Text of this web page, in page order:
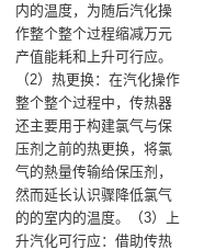
内的温度，为随后汽化操
作整个整个过程缩减万元
产值能耗和上升可行应‌。‌
（2）热更换‌：在汽化操作
整个整个过程中，传热器
还主要用于构建氯气与保
压剂之前的热更换，将氯
气的熱量传输给保压剂，
然而延长认识骤降低氯气
的的室内的温度‌。‌（3）上
升汽化可行应‌：借助传热